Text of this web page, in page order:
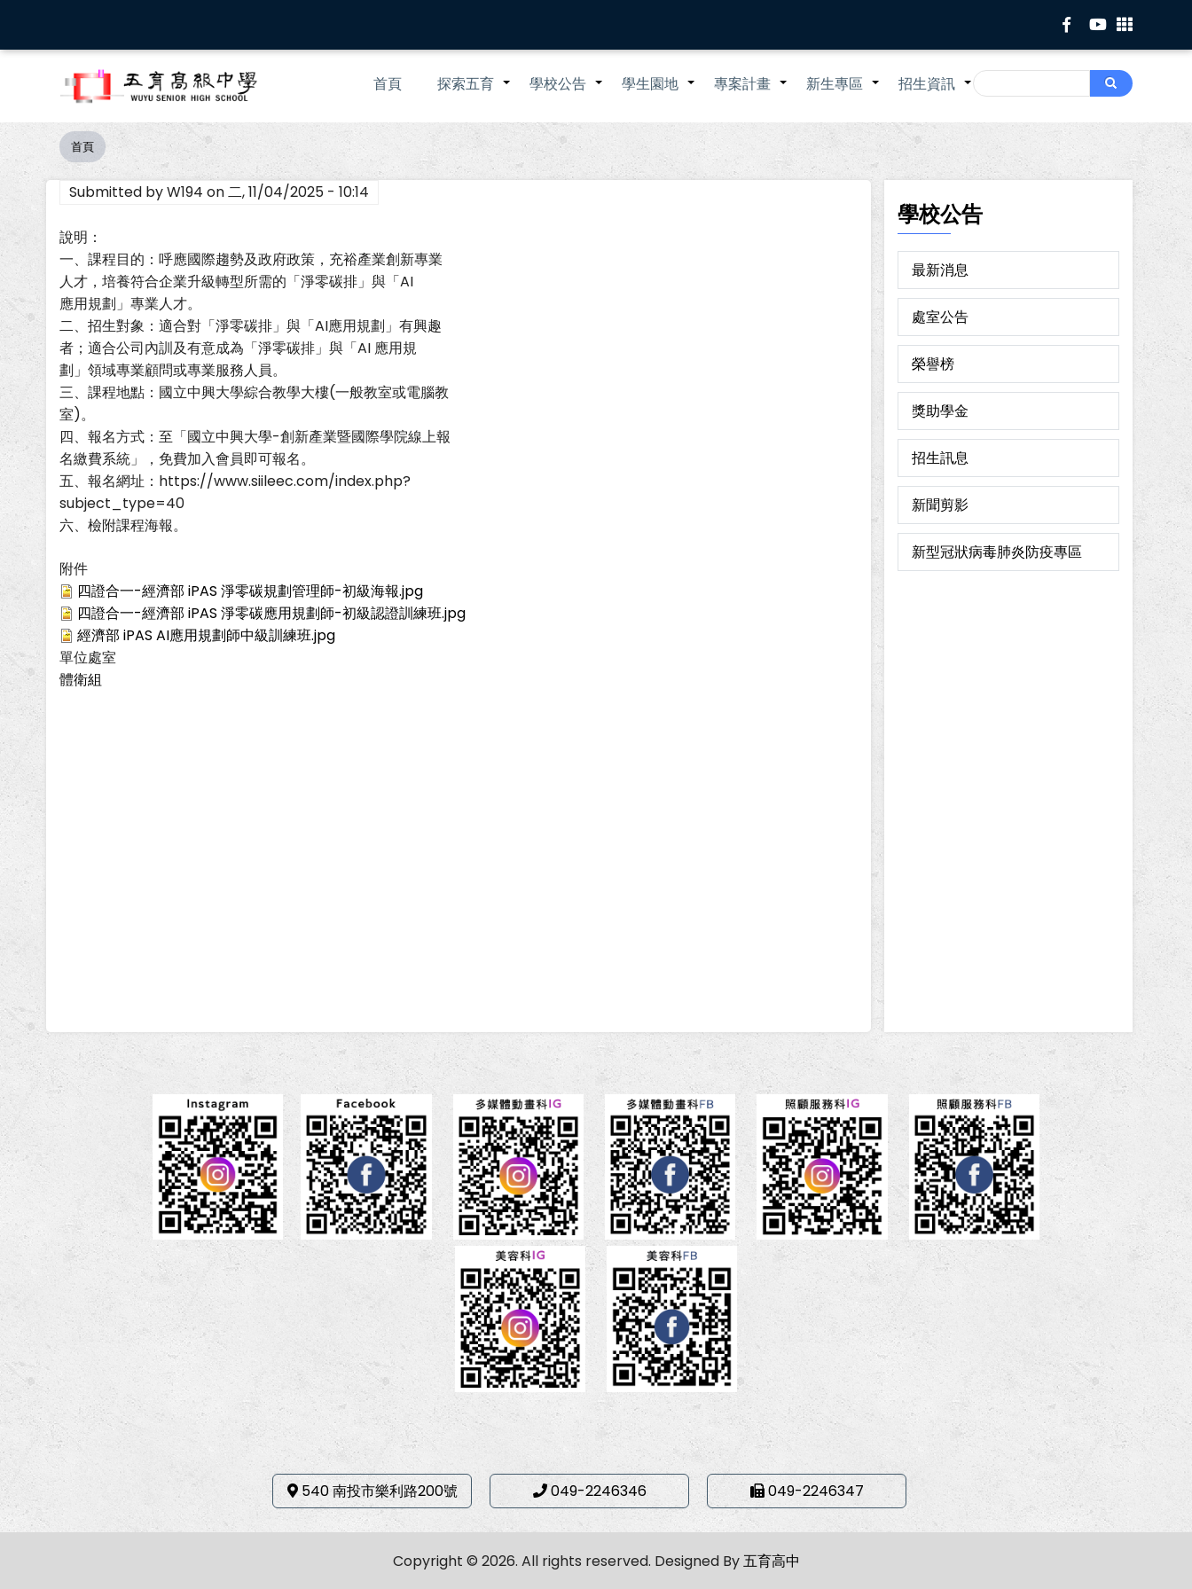
主
Search
Search
Main
navigation
首頁 +
探索五育 +
學校公告 +
學生園地 +
專案計畫 +
新生專區 +
招生資訊
導
航
連
首頁
Submitted byW194 on二, 11/04/2025 - 10:14
說明：
一、課程目的：呼應國際趨勢及政府政策，充裕產業創新專業
人才，培養符合企業升級轉型所需的「淨零碳排」與「AI
應用規劃」專業人才。
二、招生對象：適合對「淨零碳排」與「AI應用規劃」有興趣
者；適合公司內訓及有意成為「淨零碳排」與「AI 應用規
劃」領域專業顧問或專業服務人員。
三、課程地點：國立中興大學綜合教學大樓(一般教室或電腦教
室)。
四、報名方式：至「國立中興大學-創新產業暨國際學院線上報
名繳費系統」，免費加入會員即可報名。
五、報名網址：https://www.siileec.com/index.php?
subject_type=40
六、檢附課程海報。
附件
四證合一-經濟部 iPAS 淨零碳規劃管理師-初級海報.jpg
四證合一-經濟部 iPAS 淨零碳應用規劃師-初級認證訓練班.jpg
經濟部 iPAS AI應用規劃師中級訓練班.jpg
單位處室
體衛組
學校公告
最新消息
處室公告
榮譽榜
獎助學金
招生訊息
新聞剪影
新型冠狀病毒肺炎防疫專區
540 南投市樂利路200號 049-2246346 049-2246347
Copyright © 2026. All rights reserved. Designed By五育高中